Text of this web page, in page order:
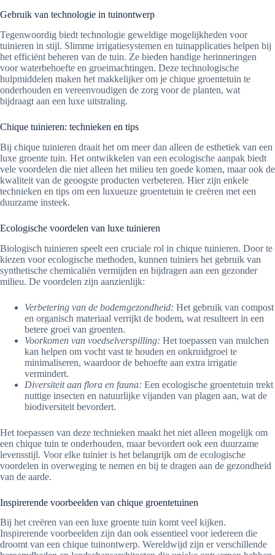
Gebruik van technologie in tuinontwerp
Tegenwoordig biedt technologie geweldige mogelijkheden voor
tuinieren in stijl. Slimme irrigatiesystemen en tuinapplicaties helpen bij
het efficiënt beheren van de tuin. Ze bieden handige herinneringen
voor waterbehoefte en groeimachtingen. Deze technologische
hulpmiddelen maken het makkelijker om je chique groentetuin te
onderhouden en vereenvoudigen de zorg voor de planten, wat
bijdraagt aan een luxe uitstraling.
Chique tuinieren: technieken en tips
Bij chique tuinieren draait het om meer dan alleen de esthetiek van een
luxe groente tuin. Het ontwikkelen van een ecologische aanpak biedt
vele voordelen die niet alleen het milieu ten goede komen, maar ook de
kwaliteit van de geoogste producten verbeteren. Hier zijn enkele
technieken en tips om een luxueuze groentetuin te creëren met een
duurzame insteek.
Ecologische voordelen van luxe tuinieren
Biologisch tuinieren speelt een cruciale rol in chique tuinieren. Door te
kiezen voor ecologische methoden, kunnen tuiniers het gebruik van
synthetische chemicaliën vermijden en bijdragen aan een gezonder
milieu. De voordelen zijn aanzienlijk:
Verbetering van de bodemgezondheid: Het gebruik van compost
en organisch materiaal verrijkt de bodem, wat resulteert in een
betere groei van groenten.
Voorkomen van voedselverspilling: Het toepassen van mulchen
kan helpen om vocht vast te houden en onkruidgroei te
minimaliseren, waardoor de behoefte aan extra irrigatie
vermindert.
Diversiteit aan flora en fauna: Een ecologische groentetuin trekt
nuttige insecten en natuurlijke vijanden van plagen aan, wat de
biodiversiteit bevordert.
Het toepassen van deze technieken maakt het niet alleen mogelijk om
een chique tuin te onderhouden, maar bevordert ook een duurzame
levensstijl. Voor elke tuinier is het belangrijk om de ecologische
voordelen in overweging te nemen en bij te dragen aan de gezondheid
van de aarde.
Inspirerende voorbeelden van chique groentetuinen
Bij het creëren van een luxe groente tuin komt veel kijken.
Inspirerende voorbeelden zijn dan ook essentieel voor iedereen die
droomt van een chique tuinontwerp. Wereldwijd zijn er verschillende